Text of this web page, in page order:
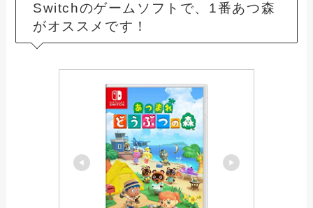
Switchのゲームソフトで、1番あつ森
がオススメです！